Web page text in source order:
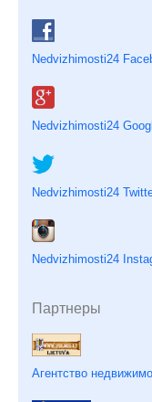
Nedvizhimosti24
Nedvizhimosti24
Nedvizhimosti24
Nedvizhimosti24
Партнеры
Агентство